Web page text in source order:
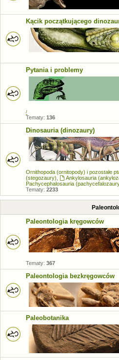
Kącik początkującego
Pytania i problemy
/
Tematy: 136
Dinosauria (dinozaury)
Ornithopoda (ornitopody) i pozostałe
(stegozaury)
Ankylosauria
Pachycephalosauria
Tematy: 2233
Paleontologia kręgowców
Tematy: 367
Paleontologia bezkręgowców
Paleobotanika